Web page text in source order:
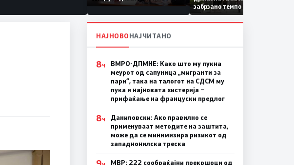
Коридор 8, Македонија
станува раскрсница на
Балканот
забрзано темпо
НАЈНОВОНАЈЧИТАНО
8Ч
ВМРО-ДПМНЕ: Како што му пукна
меурот од сапуница „мигранти за
пари“, така на талогот на СДСМ му
пука и најновата хистерија –
прифаќање на француски предлог
8Ч
Даниловски: Ако правилно се
применуваат методите на заштита,
може да се минимизира ризикот од
западнонилска треска
МВР: 222 сообраќајни прекршоци од